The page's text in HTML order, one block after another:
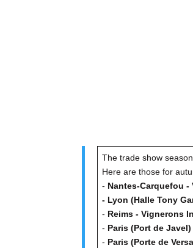
The trade show
Here are those for
- Nantes-Carquefou -
- Lyon (Halle Tony
- Reims - Vignerons
- Paris (Port de
- Paris (Porte de